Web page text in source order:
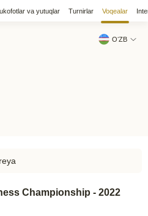
va yutuqlar Turnirlar Voqealar
OʻZB
Championship - 2022